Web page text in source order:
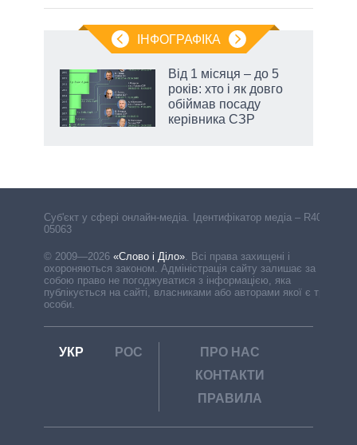
ІНФОГРАФІКА
Від 1 місяця – до 5
років: хто і як довго
обіймав посаду
керівника СЗР
Cуб'єкт у сфері онлайн-медіа. Ідентифікатор медіа – R40-
05063
© 2009—2026 «Слово і Діло». Всі права захищені і
охороняються законом. Адміністрація сайту залишає за
собою право не погоджуватися з інформацією, яка
публікується на сайті, власниками або авторами якої є треті
особи.
УКР РОС
ПРО НАС
КОНТАКТИ
ПРАВИЛА